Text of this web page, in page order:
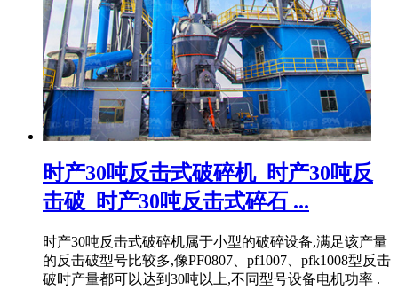
时产30吨反击式破碎机_时产30吨反
击破_时产30吨反击式碎石 ...
时产30吨反击式破碎机属于小型的破碎设备,满足该产量
的反击破型号比较多,像PF0807、pf1007、pfk1008型反击
破时产量都可以达到30吨以上,不同型号设备电机功率 .